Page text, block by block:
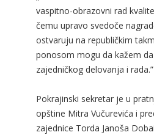
vaspitno-obrazovni rad
čemu upravo svedoče
ostvaruju na republičkim
ponosom mogu da kažem
zajedničkog delovanja i rada.”
Pokrajinski sekretar je u
opštine Mitra Vučurevića i
zajednice Torda Janoša